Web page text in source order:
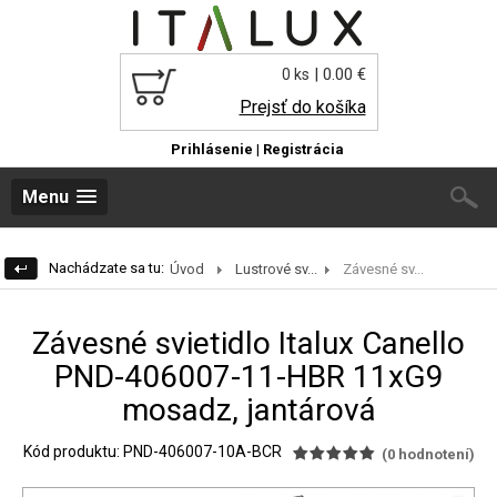
0 ks | 0.00 €
Prejsť do košíka
Prihlásenie | Registrácia
Menu
Nachádzate sa tu: Úvod Lustrové sv... Závesné sv...
Závesné svietidlo Italux Canello
PND-406007-11-HBR 11xG9
mosadz, jantárová
Kód produktu: PND-406007-10A-BCR (0hodnotení)